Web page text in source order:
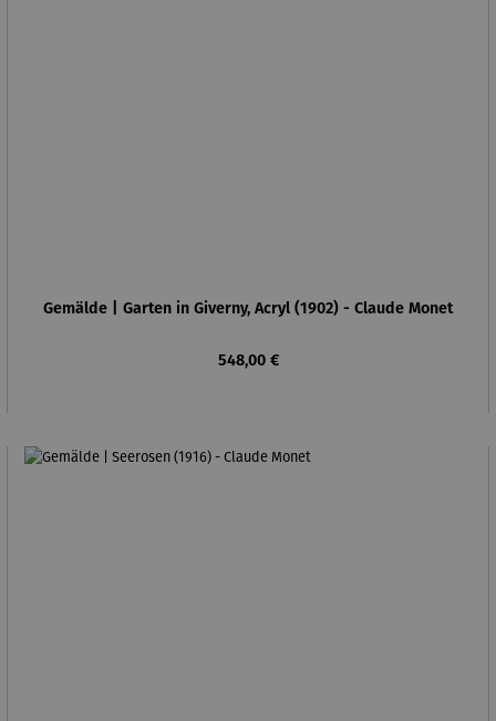
Gemälde | Garten in Giverny, Acryl (1902) - Claude Monet
Regulärer Preis:
548,00 €